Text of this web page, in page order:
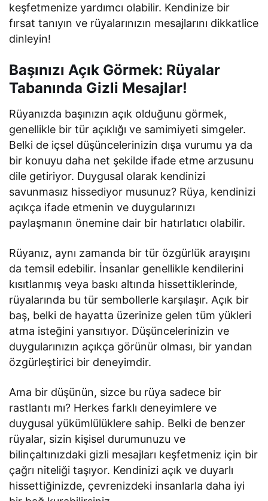
keşfetmenize yardımcı olabilir. Kendinize bir
fırsat tanıyın ve rüyalarınızın mesajlarını dikkatlice
dinleyin!
Başınızı Açık Görmek: Rüyalar
Tabanında Gizli Mesajlar!
Rüyanızda başınızın açık olduğunu görmek,
genellikle bir tür açıklığı ve samimiyeti simgeler.
Belki de içsel düşüncelerinizin dışa vurumu ya da
bir konuyu daha net şekilde ifade etme arzusunu
dile getiriyor. Duygusal olarak kendinizi
savunmasız hissediyor musunuz? Rüya, kendinizi
açıkça ifade etmenin ve duygularınızı
paylaşmanın önemine dair bir hatırlatıcı olabilir.
Rüyanız, aynı zamanda bir tür özgürlük arayışını
da temsil edebilir. İnsanlar genellikle kendilerini
kısıtlanmış veya baskı altında hissettiklerinde,
rüyalarında bu tür sembollerle karşılaşır. Açık bir
baş, belki de hayatta üzerinize gelen tüm yükleri
atma isteğini yansıtıyor. Düşüncelerinizin ve
duygularınızın açıkça görünür olması, bir yandan
özgürleştirici bir deneyimdir.
Ama bir düşünün, sizce bu rüya sadece bir
rastlantı mı? Herkes farklı deneyimlere ve
duygusal yükümlülüklere sahip. Belki de benzer
rüyalar, sizin kişisel durumunuzu ve
bilinçaltınızdaki gizli mesajları keşfetmeniz için bir
çağrı niteliği taşıyor. Kendinizi açık ve duyarlı
hissettiğinizde, çevrenizdeki insanlarla daha iyi